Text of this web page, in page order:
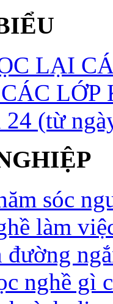
LẠI
LỚP
(từ
sóc
làm
nghề gì